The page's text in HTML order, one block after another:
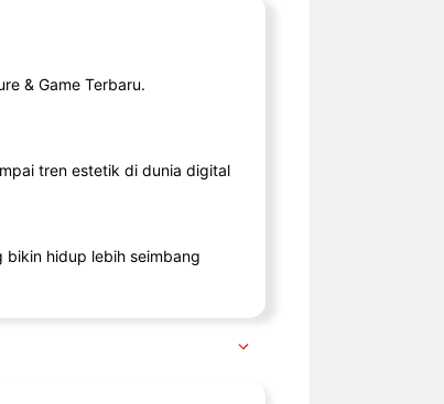
& Game Terbaru.
tren estetik di dunia digital
bikin hidup lebih seimbang